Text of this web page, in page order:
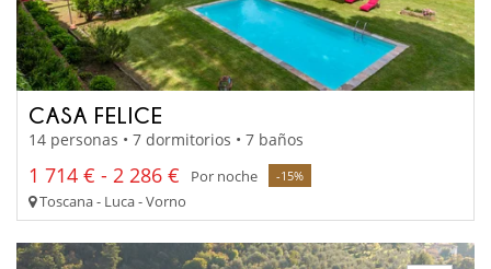
CASA FELICE
14 personas • 7 dormitorios • 7 baños
1 714 € - 2 286 € Por noche -15%
Toscana - Luca - Vorno